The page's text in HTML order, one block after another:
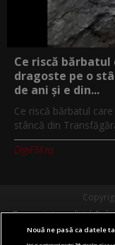
Ce riscă
dragoste pe o
de ani și e din...
Ce riscă bărbatul
stâncă din
DigiFM.ro
Termeni si conditii
Comunicate de presă
Nouă ne pasă ca datele